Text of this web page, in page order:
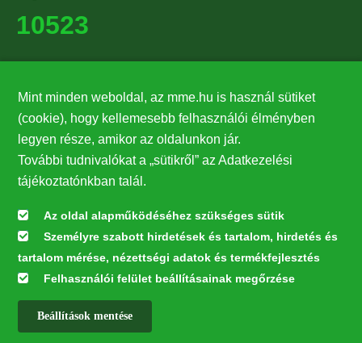
10523
27224
Hírlevél feliratkozás
Értesüljön elsőként legfrissebb híreinkről, eseményeinkről!
Feliratkozás
Mint minden weboldal, az mme.hu is használ sütiket
(cookie), hogy kellemesebb felhasználói élményben
legyen része, amikor az oldalunkon jár.
További tudnivalókat a „sütikről” az Adatkezelési
tájékoztatónkban talál.
Az oldal alapműködéséhez szükséges sütik
Személyre szabott hirdetések és tartalom, hirdetés és
tartalom mérése, nézettségi adatok és termékfejlesztés
Felhasználói felület beállításainak megőrzése
Beállítások mentése